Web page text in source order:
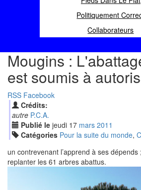
Politiquement
Collaborateurs
Mougins :
est soumis à
RSS Facebook
Crédits:
autre P.C.A.
Publié le jeudi 17 mars 2011
Catégories Pour la suite du monde,
un contrevenant l’apprend à ses
replanter les 61 arbres abattus.